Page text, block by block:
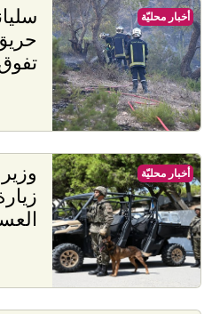
تفوق 98
أخبار محليّة
أخبار محليّة